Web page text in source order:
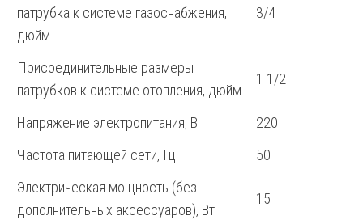
патрубка к системе газоснабжения,
дюйм
3/4
Присоединительные размеры
патрубков к системе отопления, дюйм
1 1/2
Напряжение электропитания, В
220
Частота питающей сети, Гц
50
Электрическая мощность (без
дополнительных аксессуаров), Вт
15